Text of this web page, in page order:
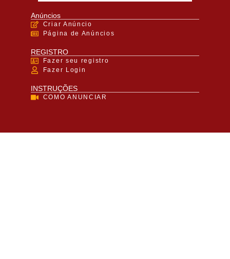
Anúncios
Criar Anúncio
Página de Anúncios
REGISTRO
Fazer seu registro
Fazer Login
INSTRUÇÕES
COMO ANUNCIAR